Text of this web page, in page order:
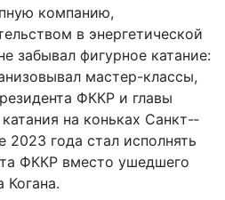
компанию,
в энергетической
забывал фигурное катание:
мастер-­классы,
ФККР и главы
на коньках Санкт-­
2023 года стал исполнять
ФККР вместо ушедшего
Когана.